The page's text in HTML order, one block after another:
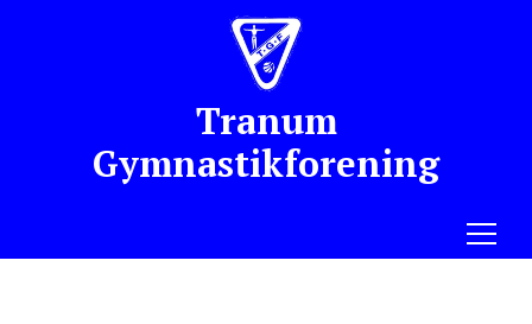
Tranum
Gymnastikforening
Menu